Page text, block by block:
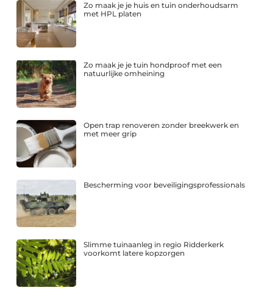
Zo maak je je huis en tuin onderhoudsarm
met HPL platen
Zo maak je je tuin hondproof met een
natuurlijke omheining
Open trap renoveren zonder breekwerk en
met meer grip
Bescherming voor beveiligingsprofessionals
Slimme tuinaanleg in regio Ridderkerk
voorkomt latere kopzorgen